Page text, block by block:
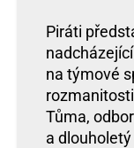
Piráti
na týmové
Tůma,
a